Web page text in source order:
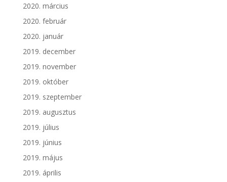
2020. március
2020. február
2020. január
2019. december
2019. november
2019. október
2019. szeptember
2019. augusztus
2019. július
2019. június
2019. május
2019. április